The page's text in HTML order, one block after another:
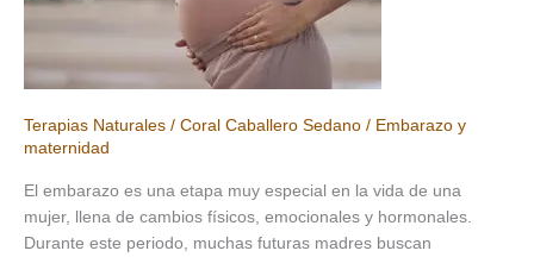
Terapias Naturales / Coral Caballero Sedano / Embarazo y
maternidad
El embarazo es una etapa muy especial en la vida de una
mujer, llena de cambios físicos, emocionales y hormonales.
Durante este periodo, muchas futuras madres buscan